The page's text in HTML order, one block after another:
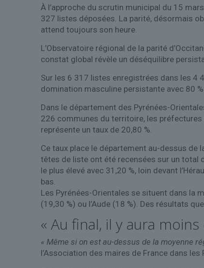
À l’approche du scrutin municipal du 15
327 listes déposées. La parité, désormais
attend toujours son heure.
L’Observatoire régional de la parité
constat global révèle un déséquilibre
Sur les 6 317 listes enregistrées dans les 4
domination masculine persistante avec 80
Dans le département des Pyrénées-
226 communes du territoire, les
représente un taux de 20,80 %.
Ce taux place le département au-dessus de
têtes de liste ont été recensées sur un total
le plus élevé avec 31,20 %, loin devant
bas.
Les Pyrénées-Orientales se situent dans la
(19,30 %) ou l’Aude (18 %). Des résultats
« Au final, il y aura
« Même si on est au-dessus de la moyenne
l’Association des maires de France dans les